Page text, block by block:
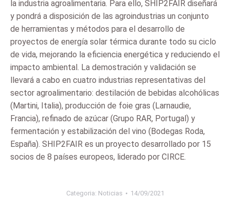
la industria agroalimentaria. Para ello, SHIP2FAIR diseñará
y pondrá a disposición de las agroindustrias un conjunto
de herramientas y métodos para el desarrollo de
proyectos de energía solar térmica durante todo su ciclo
de vida, mejorando la eficiencia energética y reduciendo el
impacto ambiental. La demostración y validación se
llevará a cabo en cuatro industrias representativas del
sector agroalimentario: destilación de bebidas alcohólicas
(Martini, Italia), producción de foie gras (Larnaudie,
Francia), refinado de azúcar (Grupo RAR, Portugal) y
fermentación y estabilización del vino (Bodegas Roda,
España). SHIP2FAIR es un proyecto desarrollado por 15
socios de 8 países europeos, liderado por CIRCE.
Categoria: Noticias 14/09/2021